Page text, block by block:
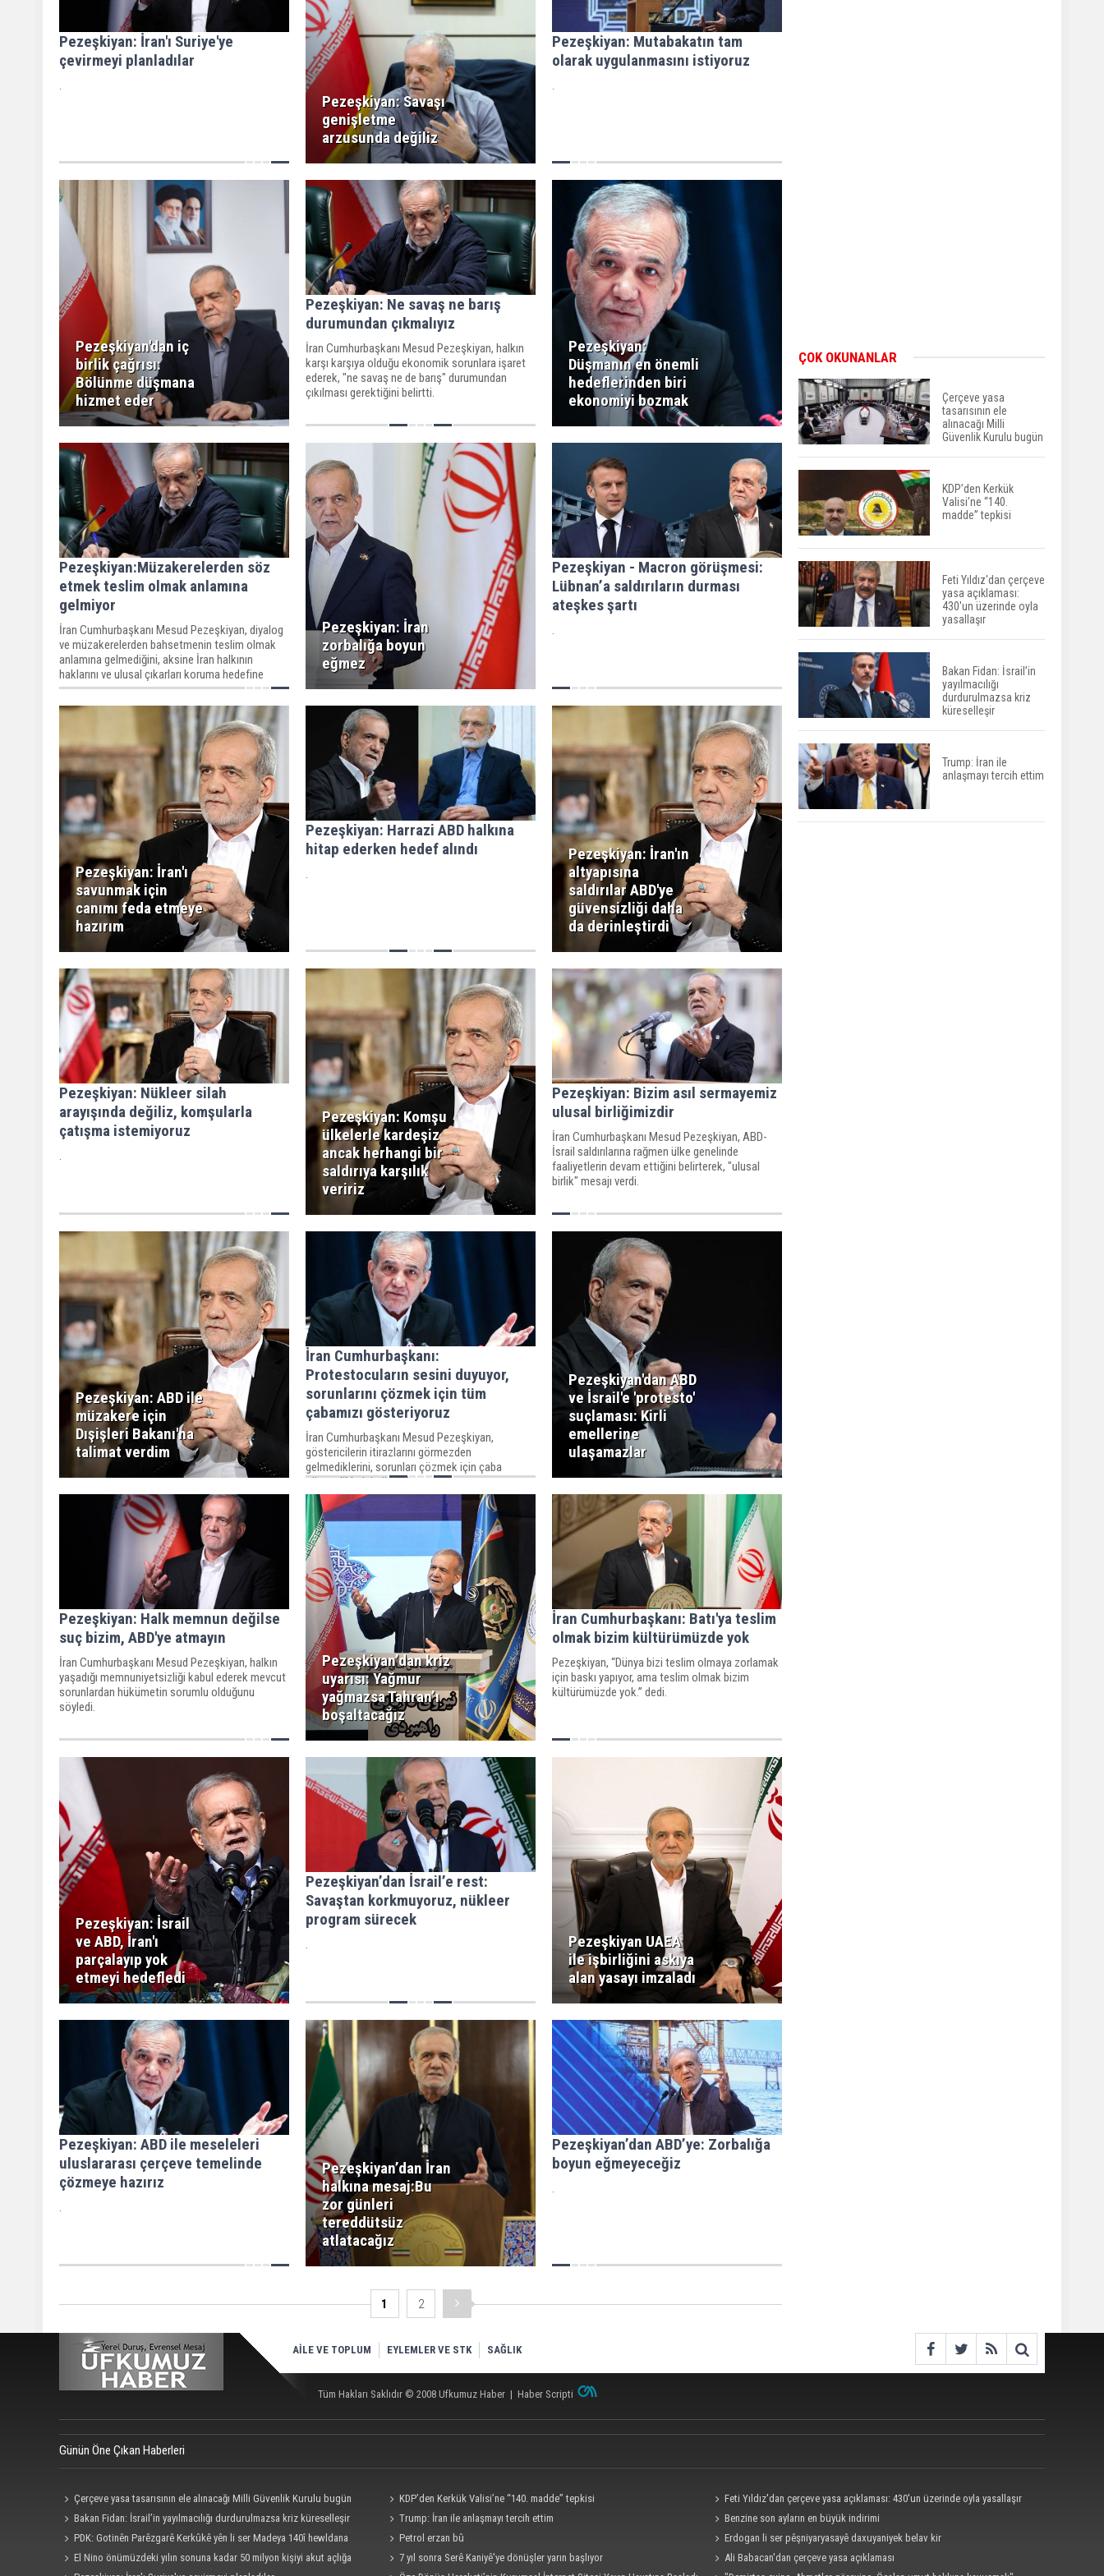
Pezeşkiyan: İran'ı Suriye'ye
çevirmeyi planladılar
.
Pezeşkiyan: Savaşı
genişletme
arzusunda değiliz
Pezeşkiyan: Mutabakatın tam
olarak uygulanmasını istiyoruz
.
Pezeşkiyan'dan iç
birlik çağrısı:
Bölünme düşmana
hizmet eder
Pezeşkiyan: Ne savaş ne barış
durumundan çıkmalıyız
İran Cumhurbaşkanı Mesud Pezeşkiyan, halkın
karşı karşıya olduğu ekonomik sorunlara işaret
ederek, "ne savaş ne de barış" durumundan
çıkılması gerektiğini belirtti.
Pezeşkiyan:
Düşmanın en önemli
hedeflerinden biri
ekonomiyi bozmak
Pezeşkiyan:Müzakerelerden söz
etmek teslim olmak anlamına
gelmiyor
İran Cumhurbaşkanı Mesud Pezeşkiyan, diyalog
ve müzakerelerden bahsetmenin teslim olmak
anlamına gelmediğini, aksine İran halkının
haklarını ve ulusal çıkarları koruma hedefine
hizmet ettiğini söyledi.
Pezeşkiyan: İran
zorbalığa boyun
eğmez
Pezeşkiyan - Macron görüşmesi:
Lübnan’a saldırıların durması
ateşkes şartı
.
Pezeşkiyan: İran'ı
savunmak için
canımı feda etmeye
hazırım
Pezeşkiyan: Harrazi ABD halkına
hitap ederken hedef alındı
.
Pezeşkiyan: İran'ın
altyapısına
saldırılar ABD'ye
güvensizliği daha
da derinleştirdi
Pezeşkiyan: Nükleer silah
arayışında değiliz, komşularla
çatışma istemiyoruz
.
Pezeşkiyan: Komşu
ülkelerle kardeşiz
ancak herhangi bir
saldırıya karşılık
veririz
Pezeşkiyan: Bizim asıl sermayemiz
ulusal birliğimizdir
İran Cumhurbaşkanı Mesud Pezeşkiyan, ABD-
İsrail saldırılarına rağmen ülke genelinde
faaliyetlerin devam ettiğini belirterek, "ulusal
birlik" mesajı verdi.
Pezeşkiyan: ABD ile
müzakere için
Dışişleri Bakanı'na
talimat verdim
İran Cumhurbaşkanı:
Protestocuların sesini duyuyor,
sorunlarını çözmek için tüm
çabamızı gösteriyoruz
İran Cumhurbaşkanı Mesud Pezeşkiyan,
göstericilerin itirazlarını görmezden
gelmediklerini, sorunları çözmek için çaba
gösterdiklerini söyledi.
Pezeşkiyan'dan ABD
ve İsrail'e 'protesto'
suçlaması: Kirli
emellerine
ulaşamazlar
Pezeşkiyan: Halk memnun değilse
suç bizim, ABD'ye atmayın
İran Cumhurbaşkanı Mesud Pezeşkiyan, halkın
yaşadığı memnuniyetsizliği kabul ederek mevcut
sorunlardan hükümetin sorumlu olduğunu
söyledi.
Pezeşkiyan’dan kriz
uyarısı: Yağmur
yağmazsa Tahran’ı
boşaltacağız
İran Cumhurbaşkanı: Batı'ya teslim
olmak bizim kültürümüzde yok
Pezeşkiyan, “Dünya bizi teslim olmaya zorlamak
için baskı yapıyor, ama teslim olmak bizim
kültürümüzde yok.” dedi.
Pezeşkiyan: İsrail
ve ABD, İran'ı
parçalayıp yok
etmeyi hedefledi
Pezeşkiyan’dan İsrail’e rest:
Savaştan korkmuyoruz, nükleer
program sürecek
.
Pezeşkiyan UAEA
ile işbirliğini askıya
alan yasayı imzaladı
Pezeşkiyan: ABD ile meseleleri
uluslararası çerçeve temelinde
çözmeye hazırız
.
Pezeşkiyan’dan İran
halkına mesaj:Bu
zor günleri
tereddütsüz
atlatacağız
Pezeşkiyan’dan ABD’ye: Zorbalığa
boyun eğmeyeceğiz
.
1 2
ÇOK OKUNANLAR
Çerçeve yasa
tasarısının ele
alınacağı Milli
Güvenlik Kurulu bugün
KDP’den Kerkük
Valisi’ne “140.
madde” tepkisi
Feti Yıldız'dan çerçeve
yasa açıklaması:
430'un üzerinde oyla
yasallaşır
Bakan Fidan: İsrail’in
yayılmacılığı
durdurulmazsa kriz
küreselleşir
Trump: İran ile
anlaşmayı tercih ettim
AİLE VE TOPLUM EYLEMLER VE STK SAĞLIK
Tüm Hakları Saklıdır © 2008 Ufkumuz Haber | Haber Scripti
Günün Öne Çıkan Haberleri
Çerçeve yasa tasarısının ele alınacağı Milli Güvenlik Kurulu bugün
toplanıyor
KDP’den Kerkük Valisi’ne “140. madde” tepkisi
Feti Yıldız'dan çerçeve yasa açıklaması: 430'un üzerinde oyla yasallaşır
Bakan Fidan: İsrail’in yayılmacılığı durdurulmazsa kriz küreselleşir
Trump: İran ile anlaşmayı tercih ettim
Benzine son ayların en büyük indirimi
PDK: Gotinên Parêzgarê Kerkûkê yên li ser Madeya 140î hewldana
fitneyê ne
Petrol erzan bû
Erdogan li ser pêşniyaryasayê daxuyaniyek belav kir
El Nino önümüzdeki yılın sonuna kadar 50 milyon kişiyi akut açlığa
7 yıl sonra Serê Kaniyê'ye dönüşler yarın başlıyor
Ali Babacan'dan çerçeve yasa açıklaması